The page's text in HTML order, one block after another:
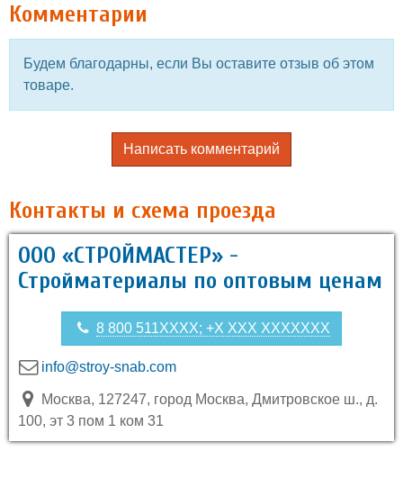
Комментарии
Будем благодарны, если Вы оставите отзыв об этом
товаре.
Написать комментарий
Контакты и схема проезда
ООО «СТРОЙМАСТЕР» -
Стройматериалы по оптовым ценам
8 800 511XXXX; +X XXX XXXXXXX
info@stroy-snab.com
Москва, 127247, город Москва, Дмитровское ш., д.
100, эт 3 пом 1 ком 31